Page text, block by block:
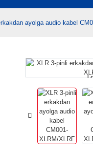
ayolga audio kabel